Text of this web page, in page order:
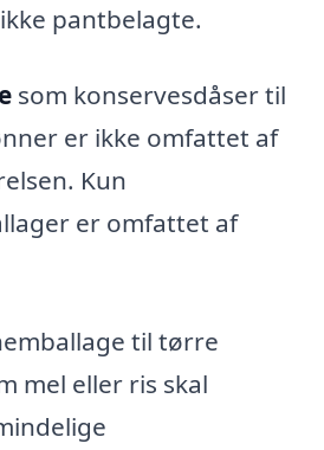
pantbelagte.
som konservesdåser til
er ikke omfattet af
Kun
er omfattet af
til tørre
mel eller ris skal